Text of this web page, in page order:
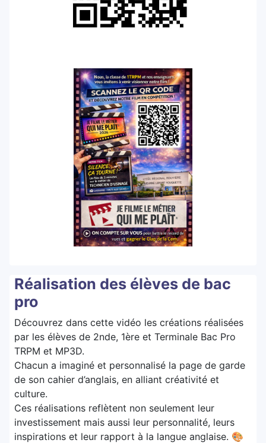
Réalisation des élèves de bac
pro
Découvrez dans cette vidéo les créations réalisées
par les élèves de 2nde, 1ère et Terminale Bac Pro
TRPM et MP3D.
Chacun a imaginé et personnalisé la page de garde
de son cahier d’anglais, en alliant créativité et
culture.
Ces réalisations reflètent non seulement leur
investissement mais aussi leur personnalité, leurs
inspirations et leur rapport à la langue anglaise. 🎨